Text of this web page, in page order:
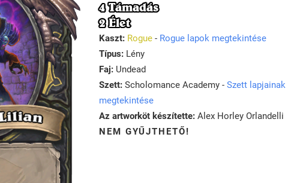
4 Támadás
2 Élet
Kaszt: Rogue - Rogue lapok megtekintése
Típus: Lény
Faj: Undead
Szett: Scholomance Academy - Szett lapjainak
megtekintése
Az artworköt készítette: Alex Horley Orlandelli
NEM GYŰJTHETŐ!